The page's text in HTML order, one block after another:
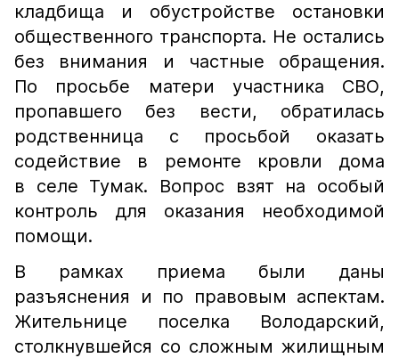
кладбища и обустройстве остановки
общественного транспорта. Не остались
без внимания и частные обращения.
По просьбе матери участника СВО,
пропавшего без вести, обратилась
родственница с просьбой оказать
содействие в ремонте кровли дома
в селе Тумак. Вопрос взят на особый
контроль для оказания необходимой
помощи.
В рамках приема были даны
разъяснения и по правовым аспектам.
Жительнице поселка Володарский,
столкнувшейся со сложным жилищным